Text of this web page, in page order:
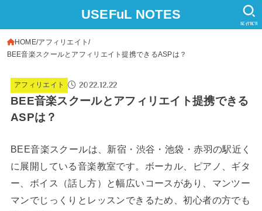
USEFuL NOTES
SEARCH
HOME アフィリエイト
BEE音楽スクールとアフィリエイト提携できるASPは？
アフィリエイト 2022.12.22
BEE音楽スクールとアフィリエイト提携できる
ASPは？
BEE音楽スクールは、新宿・渋谷・池袋・赤羽の駅近く
に展開している音楽教室です。ボーカル、ピアノ、ギタ
ー、ボイス（話し方）と幅広いコースがあり、マンツー
マンでじっくりとレッスンできるため、初心者の方でも